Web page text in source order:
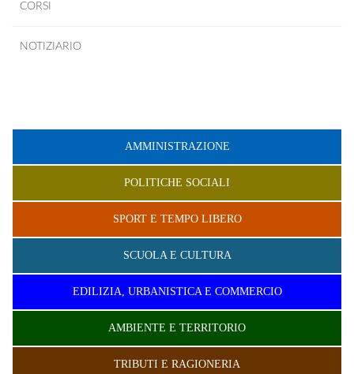
CORSI
NOTIZIARIO
AMMINISTRAZIONE
POLITICHE SOCIALI
SPORT E TEMPO LIBERO
SCUOLA E CULTURA
EDILIZIA, URBANISTICA E COMMERCIO
AMBIENTE E TERRITORIO
TRIBUTI E RAGIONERIA